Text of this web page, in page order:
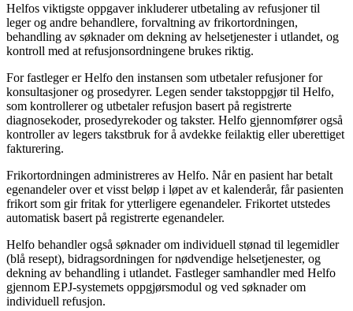
Helfos viktigste oppgaver inkluderer utbetaling av refusjoner til
leger og andre behandlere, forvaltning av frikortordningen,
behandling av søknader om dekning av helsetjenester i utlandet, og
kontroll med at refusjonsordningene brukes riktig.
For fastleger er Helfo den instansen som utbetaler refusjoner for
konsultasjoner og prosedyrer. Legen sender takstoppgjør til Helfo,
som kontrollerer og utbetaler refusjon basert på registrerte
diagnosekoder, prosedyrekoder og takster. Helfo gjennomfører også
kontroller av legers takstbruk for å avdekke feilaktig eller uberettiget
fakturering.
Frikortordningen administreres av Helfo. Når en pasient har betalt
egenandeler over et visst beløp i løpet av et kalenderår, får pasienten
frikort som gir fritak for ytterligere egenandeler. Frikortet utstedes
automatisk basert på registrerte egenandeler.
Helfo behandler også søknader om individuell stønad til legemidler
(blå resept), bidragsordningen for nødvendige helsetjenester, og
dekning av behandling i utlandet. Fastleger samhandler med Helfo
gjennom EPJ-systemets oppgjørsmodul og ved søknader om
individuell refusjon.